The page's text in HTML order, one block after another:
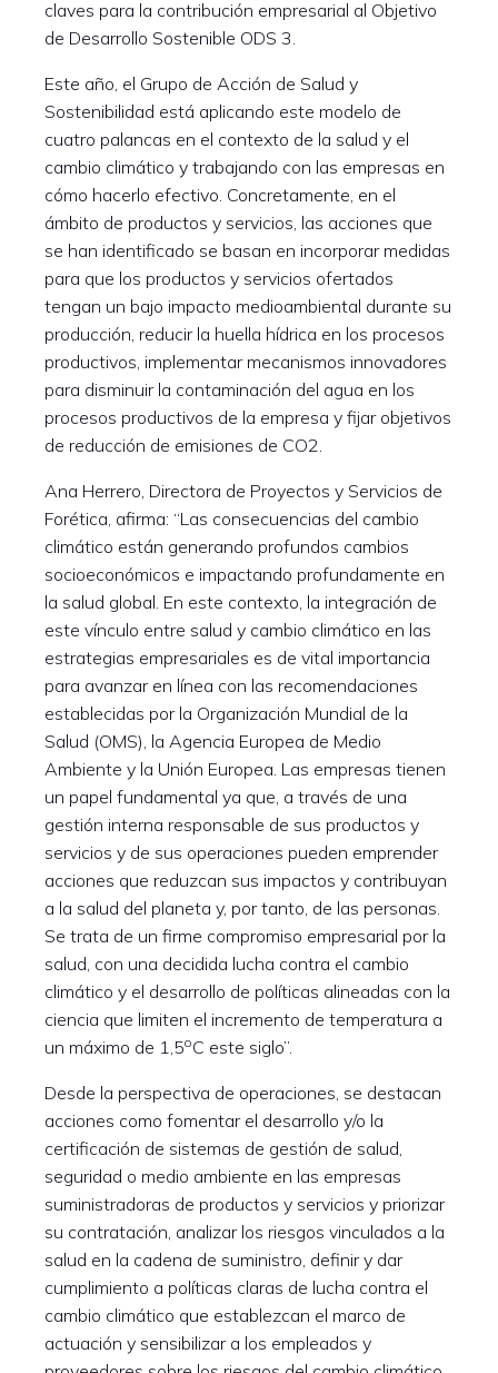
claves para la contribución empresarial al Objetivo
de Desarrollo Sostenible ODS 3.
Este año, el Grupo de Acción de Salud y
Sostenibilidad está aplicando este modelo de
cuatro palancas en el contexto de la salud y el
cambio climático y trabajando con las empresas en
cómo hacerlo efectivo. Concretamente, en el
ámbito de productos y servicios, las acciones que
se han identificado se basan en incorporar medidas
para que los productos y servicios ofertados
tengan un bajo impacto medioambiental durante su
producción, reducir la huella hídrica en los procesos
productivos, implementar mecanismos innovadores
para disminuir la contaminación del agua en los
procesos productivos de la empresa y fijar objetivos
de reducción de emisiones de CO2.
Ana Herrero, Directora de Proyectos y Servicios de
Forética, afirma: “Las consecuencias del cambio
climático están generando profundos cambios
socioeconómicos e impactando profundamente en
la salud global. En este contexto, la integración de
este vínculo entre salud y cambio climático en las
estrategias empresariales es de vital importancia
para avanzar en línea con las recomendaciones
establecidas por la Organización Mundial de la
Salud (OMS), la Agencia Europea de Medio
Ambiente y la Unión Europea. Las empresas tienen
un papel fundamental ya que, a través de una
gestión interna responsable de sus productos y
servicios y de sus operaciones pueden emprender
acciones que reduzcan sus impactos y contribuyan
a la salud del planeta y, por tanto, de las personas.
Se trata de un firme compromiso empresarial por la
salud, con una decidida lucha contra el cambio
climático y el desarrollo de políticas alineadas con la
ciencia que limiten el incremento de temperatura a
un máximo de 1,5oC este siglo”.
Desde la perspectiva de operaciones, se destacan
acciones como fomentar el desarrollo y/o la
certificación de sistemas de gestión de salud,
seguridad o medio ambiente en las empresas
suministradoras de productos y servicios y priorizar
su contratación, analizar los riesgos vinculados a la
salud en la cadena de suministro, definir y dar
cumplimiento a políticas claras de lucha contra el
cambio climático que establezcan el marco de
actuación y sensibilizar a los empleados y